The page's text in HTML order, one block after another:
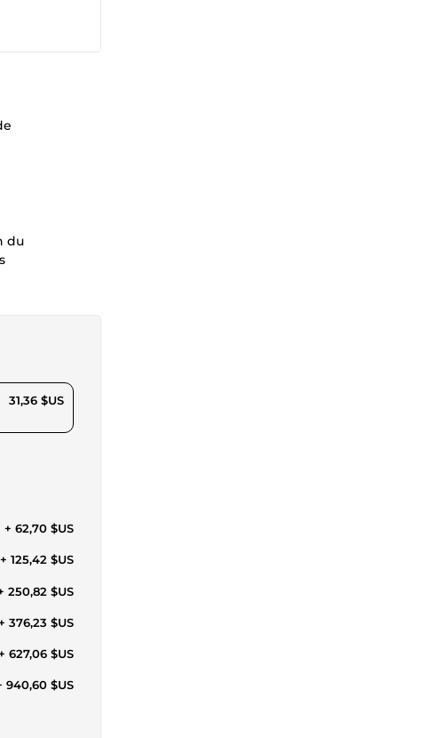
du
31,36 $US
+ 62,70 $US
+ 125,42 $US
250,82 $US
376,23 $US
627,06 $US
940,60 $US